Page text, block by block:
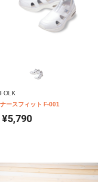
FOLK
ナースフィット F-001
¥5,790